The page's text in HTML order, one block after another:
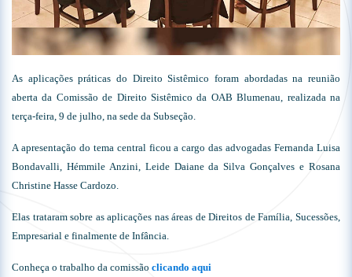
As aplicações práticas do Direito Sistêmico foram abordadas na reunião
aberta da Comissão de Direito Sistêmico da OAB Blumenau, realizada na
terça-feira, 9 de julho, na sede da Subseção.
A apresentação do tema central ficou a cargo das advogadas Fernanda Luisa
Bondavalli, Hémmile Anzini, Leide Daiane da Silva Gonçalves e Rosana
Christine Hasse Cardozo.
Elas trataram sobre as aplicações nas áreas de Direitos de Família, Sucessões,
Empresarial e finalmente de Infância.
Conheça o trabalho da comissão clicando aqui